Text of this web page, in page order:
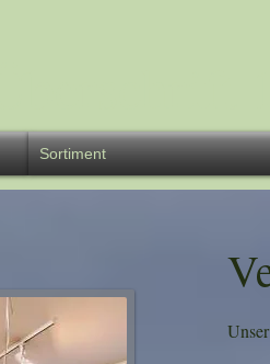
Sortiment